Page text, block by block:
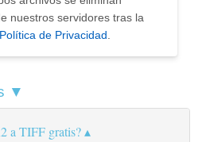
nuestros servidores tras la
Política de Privacidad.
▼
a TIFF gratis?